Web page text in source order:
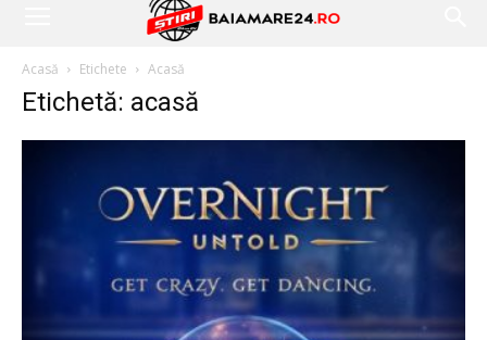
Acasă Etichete Acasă
Etichetă: acasă